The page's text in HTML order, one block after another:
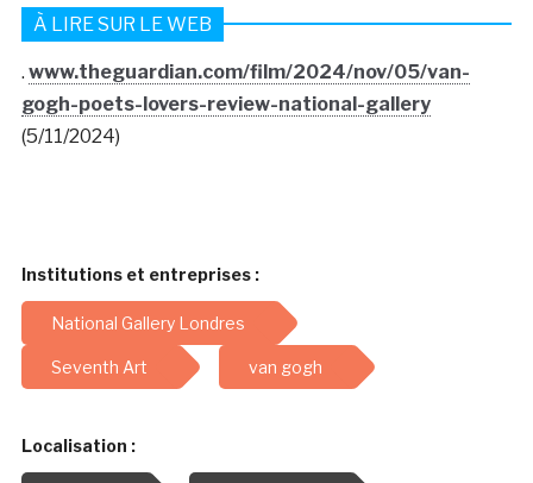
À LIRE SUR LE WEB
. www.theguardian.com/film/2024/nov/05/van-
gogh-poets-lovers-review-national-gallery
(5/11/2024)
Institutions et entreprises :
National Gallery Londres
Seventh Art van gogh
Localisation :